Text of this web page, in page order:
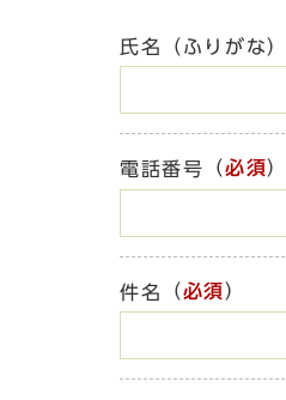
氏名（ふりがな）
電話番号 （必須）
件名 （必須）